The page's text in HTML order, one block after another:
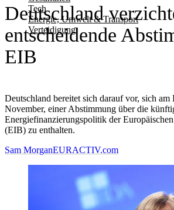
Tech
Energie, Umwelt & Transport
Verteidigung
Deutschland
entscheidende
EIB
Deutschland bereitet sich darauf vor, sich am
November, einer Abstimmung über die
Energiefinanzierungspolitik der
(EIB) zu enthalten.
Sam MorganEURACTIV.com